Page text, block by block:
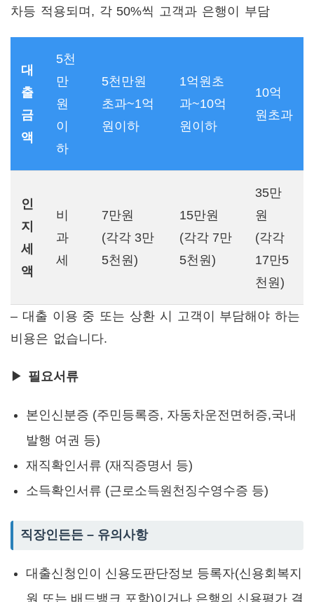
차등 적용되며, 각 50%씩 고객과 은행이 부담
대
출
금
액
5천
만
원
이
하
5천만원
초과~1억
원이하
1억원초
과~10억
원이하
10억
원초과
인
지
세
액
비
과
세
7만원
(각각 3만
5천원)
15만원
(각각 7만
5천원)
35만
원
(각각
17만5
천원)
– 대출 이용 중 또는 상환 시 고객이 부담해야 하는
비용은 없습니다.
▶ 필요서류
본인신분증 (주민등록증, 자동차운전면허증,국내
발행 여권 등)
재직확인서류 (재직증명서 등)
소득확인서류 (근로소득원천징수영수증 등)
직장인든든 – 유의사항
대출신청인이 신용도판단정보 등록자(신용회복지
원 또는 배드뱅크 포함)이거나 은행의 신용평가 결